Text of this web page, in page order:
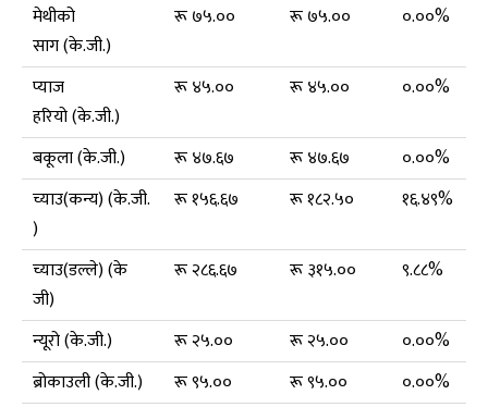
मेथीको
साग (के.जी.)
रू ७५.०० रू ७५.०० ०.००%
प्याज
हरियो (के.जी.)
रू ४५.०० रू ४५.०० ०.००%
बकूला (के.जी.) रू ४७.६७ रू ४७.६७
०.००%
च्याउ(कन्य) (के.जी.
)
रू १५६.६७ रू १८२.५० १६.४९%
च्याउ(डल्ले) (के
जी)
रू २८६.६७ रू ३१५.०० ९.८८%
न्यूरो (के.जी.) रू २५.०० रू २५.००
०.००%
ब्रोकाउली (के.जी.)
रू ९५.०० रू ९५.००
०.००%